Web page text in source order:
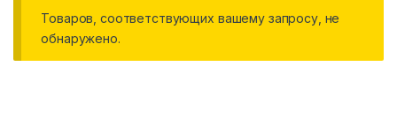
Товаров, соответствующих вашему запросу, не
обнаружено.